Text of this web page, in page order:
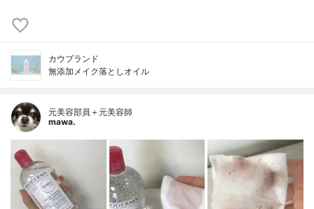
カウブランド
無添加メイク落としオイル
元美容部員＋元美容師
mawa.